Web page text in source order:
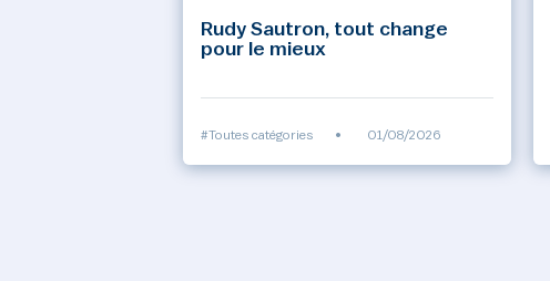
Rudy Sautron, tout change
pour le mieux
#Toutes catégories • 01/08/2026